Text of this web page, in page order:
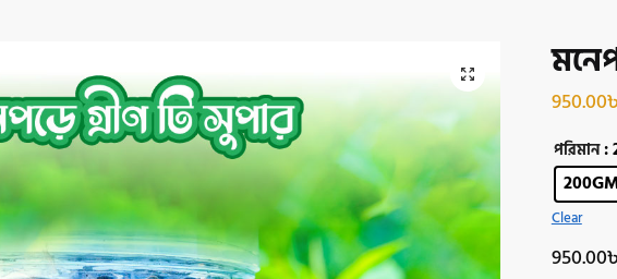
950.00৳
পরিমান:
Clear
950.00৳